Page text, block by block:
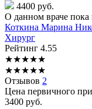
4400 руб.
О данном враче пока
Коткина Марина
Хирург
Рейтинг 4.55
★★★★★
★★★★★
Отзывов 2
Цена первичного
3400 руб.